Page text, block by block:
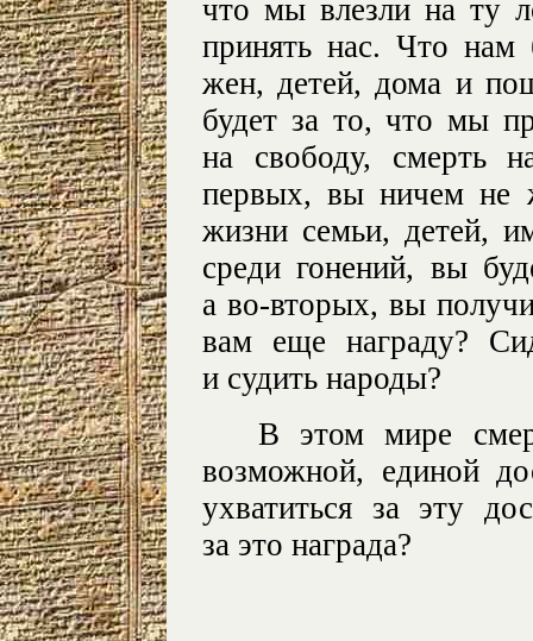
что мы влезли на ту
принять нас. Что нам
жен, детей, дома и
будет за то, что мы
на свободу, смерть
первых, вы ничем не
жизни семьи, детей,
среди гонений, вы
а во-вторых, вы
вам еще награду?
и судить народы?
В этом мире
возможной, единой
ухватиться за эту
за это награда?